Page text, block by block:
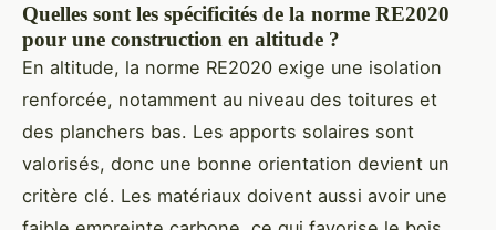
Quelles sont les spécificités de la norme RE2020
pour une construction en altitude ?
En altitude, la norme RE2020 exige une isolation
renforcée, notamment au niveau des toitures et
des planchers bas. Les apports solaires sont
valorisés, donc une bonne orientation devient un
critère clé. Les matériaux doivent aussi avoir une